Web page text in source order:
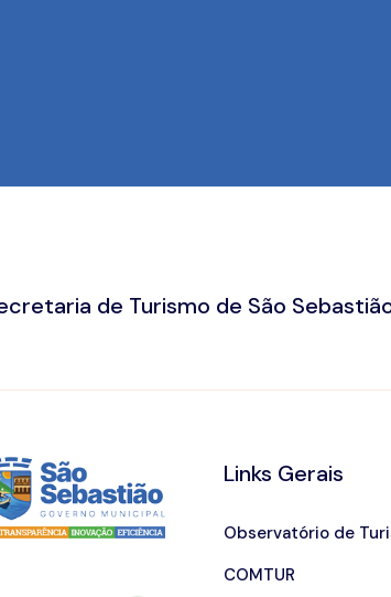
de Turismo de São
Links Gerais
Observatório de
COMTUR